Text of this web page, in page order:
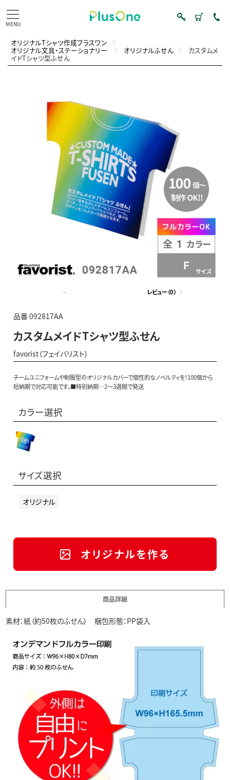
オリジナルTシャツ作成プラスワン
オリジナル文具・ステーショナリー オリジナルふせん カスタムメ
イドTシャツ型ふせん
- レビュー（0）
品番 092817AA
カスタムメイドTシャツ型ふせん
favorist（フェイバリスト）
チームユニフォームや制服型のオリジナルカバーで個性的なノベルティを！100個から
短納期で対応可能です。■特別納期…2～3週間で発送
カラー選択
サイズ選択
オリジナル
オリジナルを作る
商品詳細
素材：紙（約50枚のふせん） 梱包形態：PP袋入